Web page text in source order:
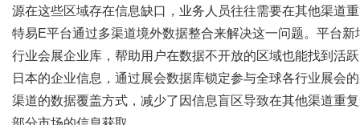
源在这些区域存在信息缺口，业务人员往往需要在其他渠道
特易E平台通过多渠道境外数据整合来解决这一问题。平台
行业会展企业库，帮助用户在数据不开放的区域也能找到活
日本的企业信息，通过展会数据库锁定参与全球各行业展会
渠道的数据覆盖方式，减少了因信息盲区导致在其他渠道重